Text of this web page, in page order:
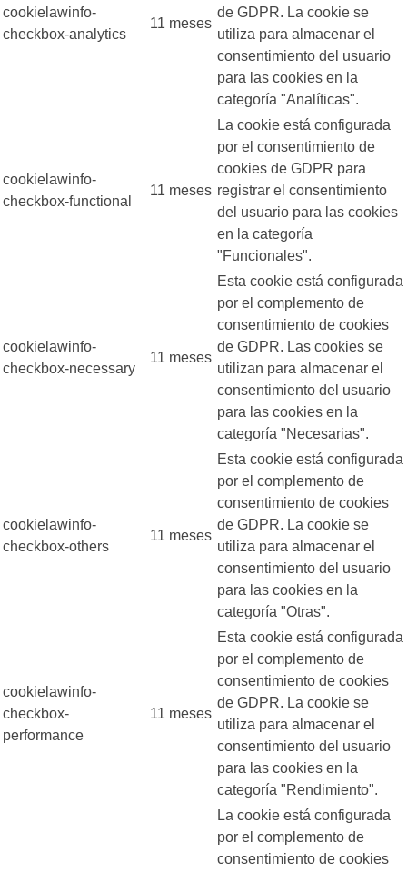
cookielawinfo-
checkbox-analytics
11 meses
de GDPR. La cookie se
utiliza para almacenar el
consentimiento del usuario
para las cookies en la
categoría "Analíticas".
cookielawinfo-
checkbox-functional
11 meses
La cookie está configurada
por el consentimiento de
cookies de GDPR para
registrar el consentimiento
del usuario para las cookies
en la categoría
"Funcionales".
cookielawinfo-
checkbox-necessary
11 meses
Esta cookie está configurada
por el complemento de
consentimiento de cookies
de GDPR. Las cookies se
utilizan para almacenar el
consentimiento del usuario
para las cookies en la
categoría "Necesarias".
cookielawinfo-
checkbox-others
11 meses
Esta cookie está configurada
por el complemento de
consentimiento de cookies
de GDPR. La cookie se
utiliza para almacenar el
consentimiento del usuario
para las cookies en la
categoría "Otras".
cookielawinfo-
checkbox-
performance
11 meses
Esta cookie está configurada
por el complemento de
consentimiento de cookies
de GDPR. La cookie se
utiliza para almacenar el
consentimiento del usuario
para las cookies en la
categoría "Rendimiento".
La cookie está configurada
por el complemento de
consentimiento de cookies